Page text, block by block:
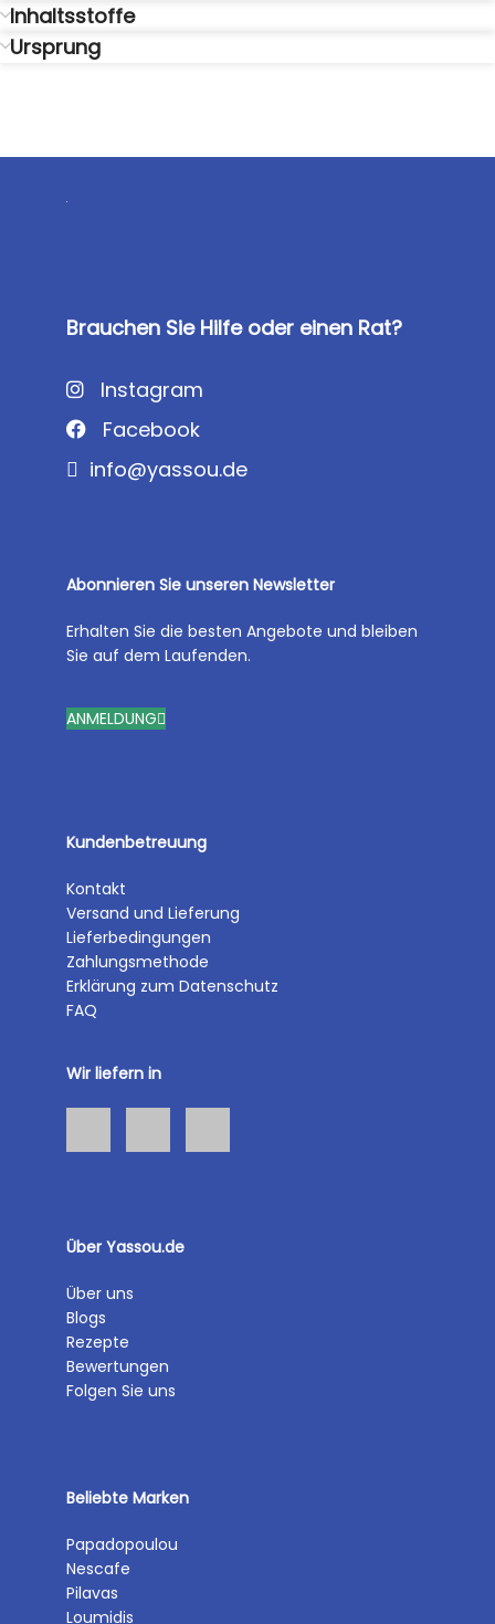
Inhaltsstoffe
Ursprung
Brauchen Sie Hilfe oder einen Rat?
Instagram
Facebook
info@yassou.de
Abonnieren Sie unseren Newsletter
Erhalten Sie die besten Angebote und bleiben
Sie auf dem Laufenden.
ANMELDUNG
Kundenbetreuung
Kontakt
Versand und Lieferung
Lieferbedingungen
Zahlungsmethode
Erklärung zum Datenschutz
FAQ
Wir liefern in
Über Yassou.de
Über uns
Blogs
Rezepte
Bewertungen
Folgen Sie uns
Beliebte Marken
Papadopoulou
Nescafe
Pilavas
Loumidis